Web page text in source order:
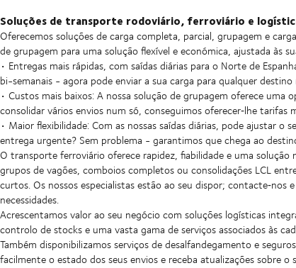
Soluções de transporte rodoviário, ferroviário e
Oferecemos soluções de carga completa, parcial, grupagem e
de grupagem para uma solução flexível e económica, ajustada às
• Entregas mais rápidas, com saídas diárias para o Norte de
bi-semanais - agora pode enviar a sua carga para qualquer
• Custos mais baixos: A nossa solução de grupagem oferece
consolidar vários envios num só, conseguimos oferecer‑lhe tarifas
• Maior flexibilidade: Com as nossas saídas diárias, pode ajustar
entrega urgente? Sem problema - garantimos que chega ao
O transporte ferroviário oferece rapidez, fiabilidade e uma
grupos de vagões, comboios completos ou consolidações LCL
curtos. Os nossos especialistas estão ao seu dispor; contacte‑nos
necessidades.
Acrescentamos valor ao seu negócio com soluções logísticas
controlo de stocks e uma vasta gama de serviços associados às
Também disponibilizamos serviços de desalfandegamento e
facilmente o estado dos seus envios e receba atualizações sobre o